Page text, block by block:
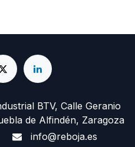
BTV, Calle Geranio
de Alfindén, Zaragoza
info@reboja.es